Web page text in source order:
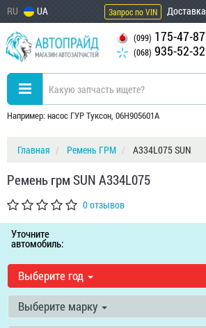
RU UA Запрос по VIN Доставка
(099) 175-47-87
(068) 935-52-32
Например: насос ГУР Туксон, 06H905601A
Главная Ремень ГРМ A334L075 SUN
Ремень грм SUN A334L075
0 отзывов
Уточните
автомобиль:
Выберите год
Выберите марку